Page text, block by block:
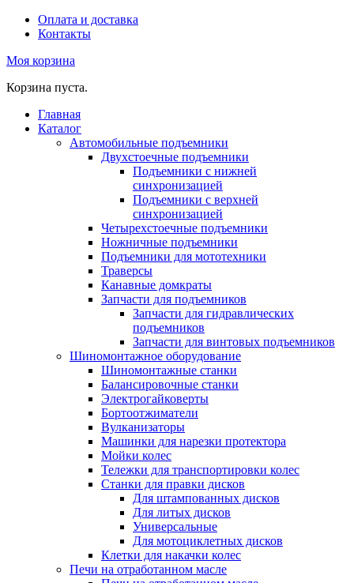
Оплата и доставка
Контакты
Моя корзина
Корзина пуста.
Главная
Каталог
Автомобильные подъемники
Двухстоечные подъемники
Подъемники с нижней
синхронизацией
Подъемники с верхней
синхронизацией
Четырехстоечные подъемники
Ножничные подъемники
Подъемники для мототехники
Траверсы
Канавные домкраты
Запчасти для подъемников
Запчасти для гидравлических
подъемников
Запчасти для винтовых подъемников
Шиномонтажное оборудование
Шиномонтажные станки
Балансировочные станки
Электрогайковерты
Бортоотжиматели
Вулканизаторы
Машинки для нарезки протектора
Мойки колес
Тележки для транспортировки колес
Станки для правки дисков
Для штампованных дисков
Для литых дисков
Универсальные
Для мотоциклетных дисков
Клетки для накачки колес
Печи на отработанном масле